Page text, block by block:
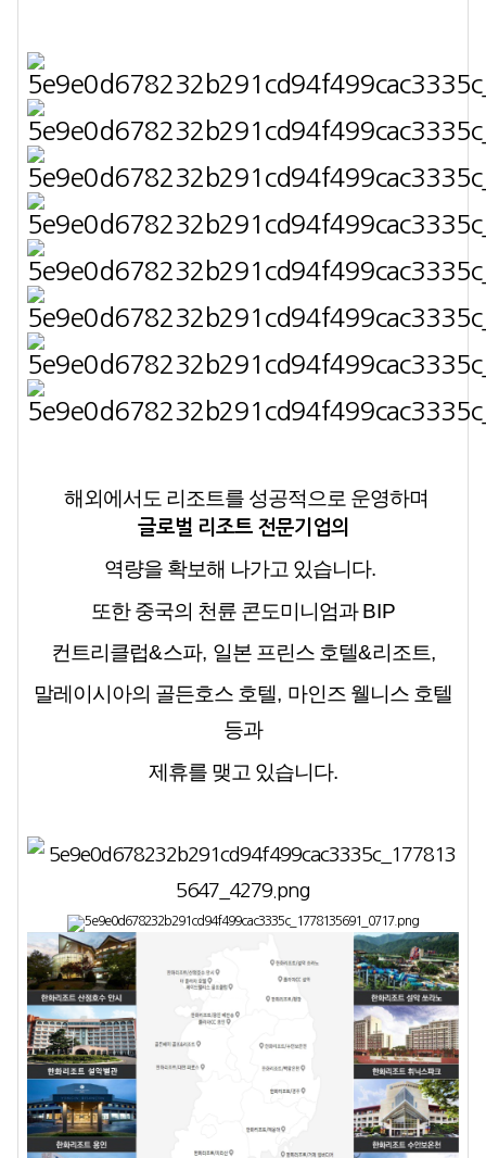
해외에서도 리조트를 성공적으로 운영하며
글로벌 리조트 전문기업의
역량을 확보해 나가고 있습니다.
또한 중국의 천륜 콘도미니엄과BIP
컨트리클럽&스파, 일본 프린스 호텔&리조트,
말레이시아의 골든호스 호텔, 마인즈 웰니스 호텔
등과
제휴를 맺고 있습니다.